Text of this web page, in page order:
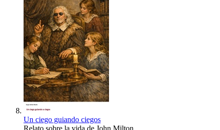
Un ciego guiando ciegos
Relato sobre la vida de John Milton